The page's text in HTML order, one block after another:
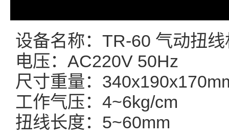
设备名称：TR-60 气动扭线
电压：AC220V 50Hz
尺寸重量：
工作气压：4~6kg/cm
扭线长度：5~60mm